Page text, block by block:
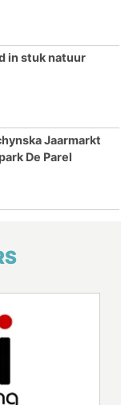
in stuk natuur
Jaarmarkt
De Parel